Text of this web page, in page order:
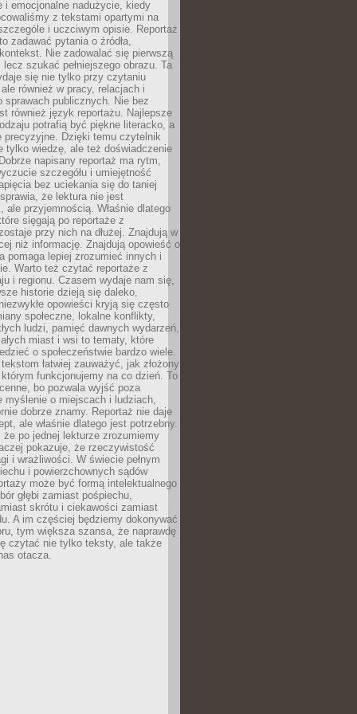
i emocjonalne nadużycie, kiedy
z tekstami opartymi na
i uczciwym opisie. Reportaż
zadawać pytania o źródła,
Nie zadowalać się pierwszą
lecz szukać pełniejszego obrazu. Ta
się nie tylko przy czytaniu
również w pracy, relacjach i
sprawach publicznych. Nie bez
również język reportażu. Najlepsze
potrafią być piękne literacko, a
precyzyjne. Dzięki temu czytelnik
tylko wiedzę, ale też doświadczenie
napisany reportaż ma rytm,
szczegółu i umiejętność
bez uciekania się do taniej
że lektura nie jest
ale przyjemnością. Właśnie dlatego
sięgają po reportaże z
przy nich na dłużej. Znajdują w
niż informację. Znajdują opowieść o
pomaga lepiej zrozumieć innych i
Warto też czytać reportaże z
i regionu. Czasem wydaje nam się,
historie dzieją się daleko,
opowieści kryją się często
społeczne, lokalne konflikty,
ludzi, pamięć dawnych wydarzeń,
miast i wsi to tematy, które
o społeczeństwie bardzo wiele.
łatwiej zauważyć, jak złożony
funkcjonujemy na co dzień. To
bo pozwala wyjść poza
myślenie o miejscach i ludziach,
dobrze znamy. Reportaż nie daje
ale właśnie dlatego jest potrzebny.
że po jednej lekturze zrozumiemy
pokazuje, że rzeczywistość
i wrażliwości. W świecie pełnym
i powierzchownych sądów
może być formą intelektualnego
głębi zamiast pośpiechu,
skrótu i ciekawości zamiast
A im częściej będziemy dokonywać
tym większa szansa, że naprawdę
czytać nie tylko teksty, ale także
otacza.